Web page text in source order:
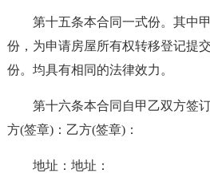
第十五条本合同一式份。其中
份，为申请房屋所有权转移登记提
份。均具有相同的法律效力。
第十六条本合同自甲乙双方签
方(签章)：乙方(签章)：
地址：地址：